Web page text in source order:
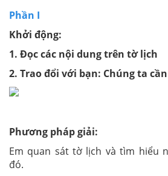
Phần I
Khởi động:
1. Đọc các nội dung trên tờ lịch
2. Trao đổi với bạn: Chúng ta
Phương pháp giải:
Em quan sát tờ lịch và tìm hiểu
đó.